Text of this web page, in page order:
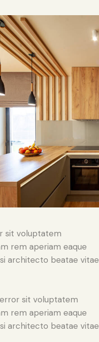
sit voluptatem
rem aperiam eaque
architecto beatae vitae
sit voluptatem
rem aperiam eaque
architecto beatae vitae